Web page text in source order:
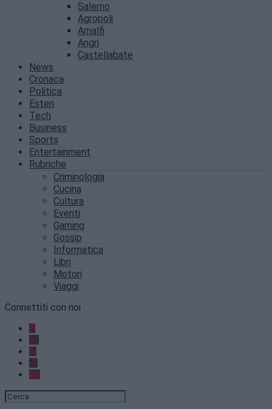
Salerno
Agropoli
Amalfi
Angri
Castellabate
News
Cronaca
Politica
Esteri
Tech
Business
Sports
Entertainment
Rubriche
Criminologia
Cucina
Cultura
Eventi
Gaming
Gossip
Informatica
Libri
Motori
Viaggi
Connettiti con noi